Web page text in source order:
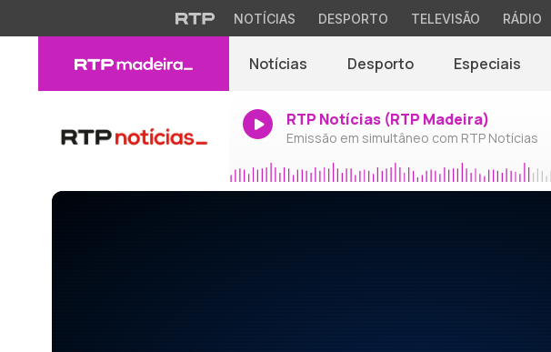
NOTÍCIAS DESPORTO TELEVISÃO RÁDIO
Notícias Desporto Especiais
RTP Notícias (RTP Madeira)
Emissão em simultâneo com RTP Notícias